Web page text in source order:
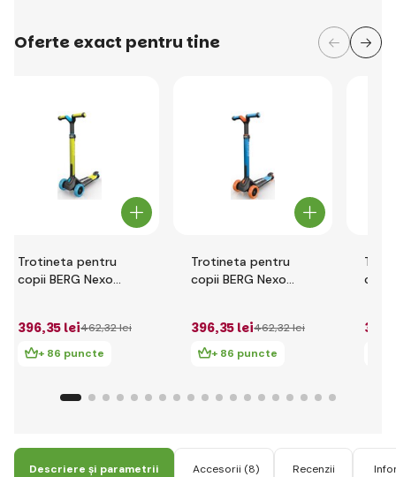
Oferte exact pentru tine
Trotineta pentru
copii BERG Nexo
396,35 lei462,32 lei
+ 86 puncte
Trotineta pentru
copii BERG Nexo
396,35 lei462,32 lei
+ 86 puncte
copii
396
Descriere și parametrii Accesorii (8) Recenzii